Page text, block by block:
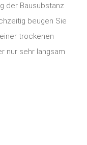
der Bausubstanz
beugen Sie
trockenen
nur sehr langsam